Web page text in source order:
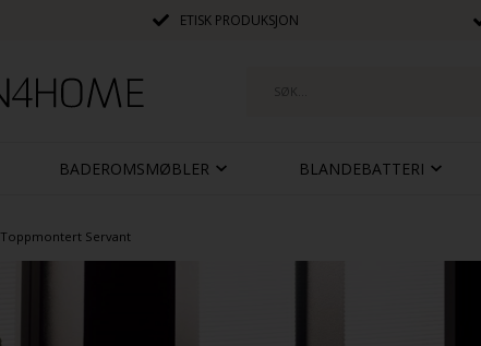
ETISK PRODUKSJON
BADEROMSMØBLER BLANDEBATTERI
Toppmontert Servant